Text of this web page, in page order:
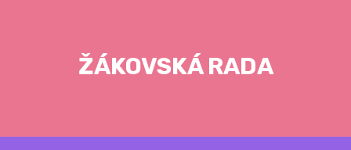
ŽÁKOVSKÁ RADA